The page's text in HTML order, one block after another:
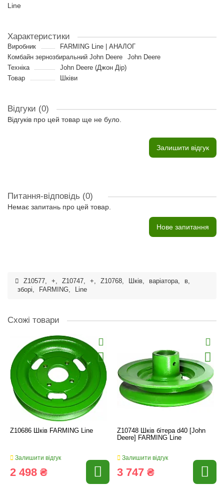
Line
Характеристики
Виробник
FARMING Line | АНАЛОГ
Комбайн зернозбиральний John Deere
John Deere
Техніка
John Deere (Джон Дір)
Товар
Шківи
Відгуки (0)
Відгуків про цей товар ще не було.
Залишити відгук
Питання-відповідь (0)
Немає запитань про цей товар.
Нове запитання
Z10577, +, Z10747, +, Z10768, Шків, варіатора, в,
зборі, FARMING, Line
Схожі товари
Z10686 Шків FARMING Line
Залишити відгук
2 498 ₴
Z10748 Шків бітера d40 [John
Deere] FARMING Line
Залишити відгук
3 747 ₴